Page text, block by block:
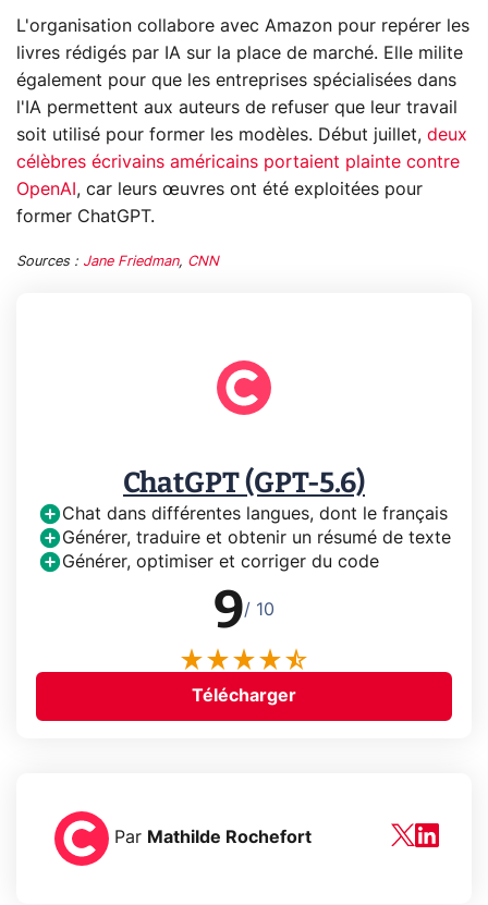
L'organisation collabore avec Amazon pour repérer les
livres rédigés par IA sur la place de marché. Elle milite
également pour que les entreprises spécialisées dans
l'IA permettent aux auteurs de refuser que leur travail
soit utilisé pour former les modèles. Début juillet, deux
célèbres écrivains américains portaient plainte contre
OpenAI , car leurs œuvres ont été exploitées pour
former ChatGPT.
Sources : Jane Friedman, CNN
ChatGPT (GPT-5.6)
Chat dans différentes langues, dont le français
Générer, traduire et obtenir un résumé de texte
Générer, optimiser et corriger du code
9/ 10
Télécharger
Par Mathilde Rochefort